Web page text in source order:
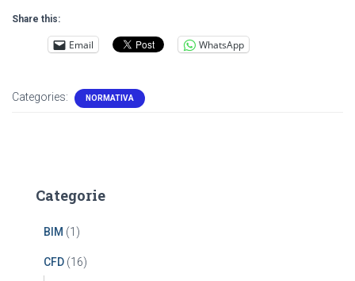
Share this:
Email WhatsApp
Categories: NORMATIVA
Categorie
BIM (1)
CFD (16)